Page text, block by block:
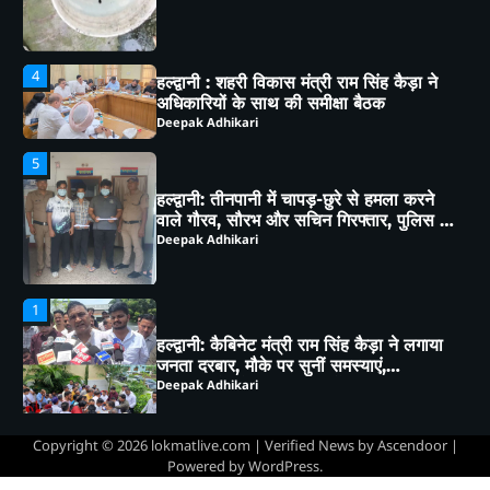
5
हल्द्वानी: तीनपानी में चापड़-छुरे से हमला करने
वाले गौरव, सौरभ और सचिन गिरफ्तार, पुलिस ने
भेजा जेल
Deepak Adhikari
1
हल्द्वानी: कैबिनेट मंत्री राम सिंह कैड़ा ने लगाया
जनता दरबार, मौके पर सुनीं समस्याएं,
अधिकारियों को दिए सख्त निर्देश
Deepak Adhikari
2
भाजपा कार्यकर्ताओं ने *‘एक पेड़ मां के नाम’*
अभियान के तहत किया पौधारोपण तथा पर्यावरण
संरक्षण का लिया संकल्प
Deepak Adhikari
3
लालकुआं- यहाँ पानी की टँकी से निकला सांपो
Copyright © 2026 lokmatlive.com | Verified News byAscendoor|
Powered byWordPress.